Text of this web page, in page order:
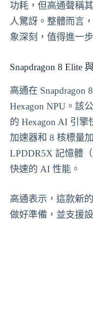
功耗，但高通聲稱
人驚訝。整體而言
象深刻，值得進一
Snapdragon 8 Elite
高通在 Snapdragon
Hexagon NPU。該
的 Hexagon AI 引
加速器和 8 核標量
LPDDR5X 記憶體
快速的 AI 性能。
高通表示，這款新
做好準備，並支援